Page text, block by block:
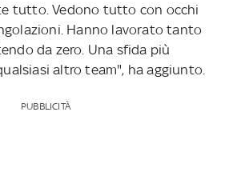
tutto. Vedono tutto con occhi
Hanno lavorato tanto
da zero. Una sfida più
altro team", ha aggiunto.
PUBBLICITÀ